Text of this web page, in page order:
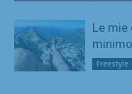
Le
Freestyle